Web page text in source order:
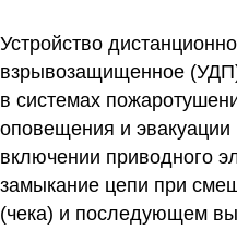
Устройство
взрывозащищенное
в системах
оповещения и эвакуации
включении приводного
замыкание цепи при
(чека) и последующем